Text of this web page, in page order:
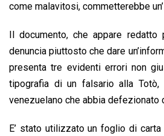
come malavitosi, commetterebbe
Il documento, che appare
denuncia piuttosto che dare
presenta tre evidenti errori non
tipografia di un falsario alla Totò,
venezuelano che abbia defezionato
E’ stato utilizzato un foglio di